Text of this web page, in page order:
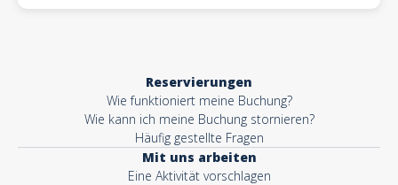
Reservierungen
Wie funktioniert meine Buchung?
Wie kann ich meine Buchung stornieren?
Häufig gestellte Fragen
Mit uns arbeiten
Eine Aktivität vorschlagen